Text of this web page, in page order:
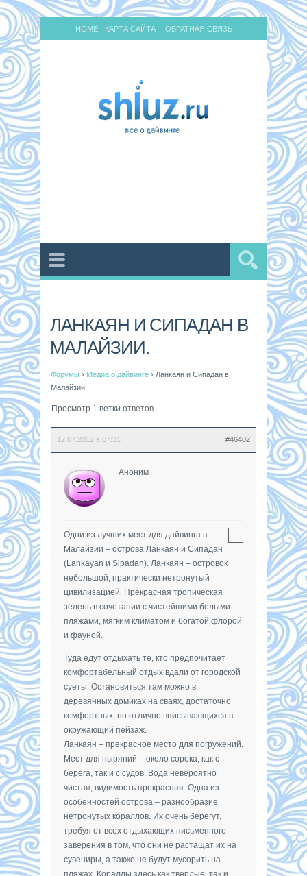
HOME КАРТА САЙТА ОБРАТНАЯ СВЯЗЬ
ЛАНКАЯН И СИПАДАН В
МАЛАЙЗИИ.
Форумы › Медиа о дайвинге › Ланкаян и Сипадан в
Малайзии.
Просмотр 1 ветки ответов
12.07.2012 в 07:31 #46402
Аноним
Одни из лучших мест для дайвинга в
Малайзии – острова Ланкаян и Сипадан
(Lankayan и Sipadan). Ланкаян – островок
небольшой, практически нетронутый
цивилизацией. Прекрасная тропическая
зелень в сочетании с чистейшими белыми
пляжами, мягким климатом и богатой флорой
и фауной.
Туда едут отдыхать те, кто предпочитает
комфортабельный отдых вдали от городской
суеты. Остановиться там можно в
деревянных домиках на сваях, достаточно
комфортных, но отлично вписывающихся в
окружающий пейзаж.
Ланкаян – прекрасное место для погружений.
Мест для ныряний – около сорока, как с
берега, так и с судов. Вода невероятно
чистая, видимость прекрасная. Одна из
особенностей острова – разнообразие
нетронутых кораллов. Их очень берегут,
требуя от всех отдыхающих письменного
заверения в том, что они не растащат их на
сувениры, а также не будут мусорить на
пляжах. Кораллы здесь как твердые, так и